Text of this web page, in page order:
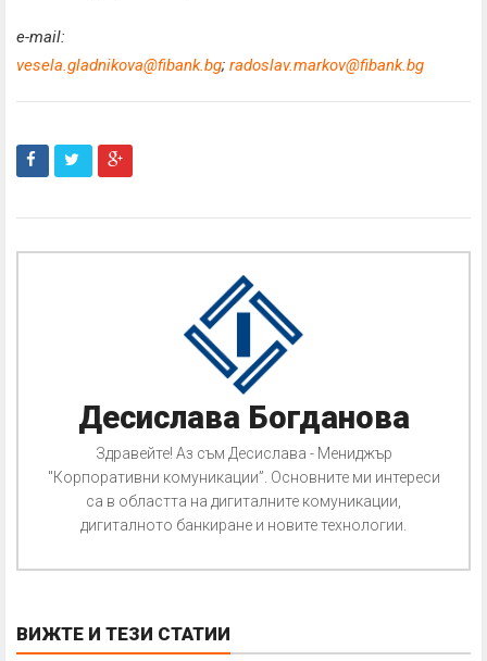
e-mail:
vesela.gladnikova@fibank.bg; radoslav.markov@fibank.bg
Десислава Богданова
Здравейте! Аз съм Десислава - Мениджър
"Корпоративни комуникации”. Основните ми интереси
са в областта на дигиталните комуникации,
дигиталното банкиране и новите технологии.
ВИЖТЕ И ТЕЗИ СТАТИИ